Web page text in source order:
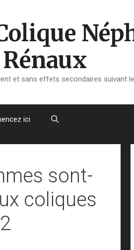
et sans effets secondaires suivant
ici
sont-
coliques